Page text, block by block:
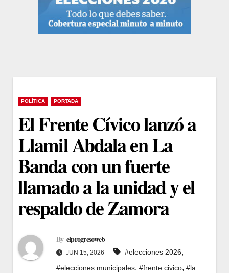
POLÍTICA PORTADA
El Frente Cívico lanzó a
Llamil Abdala en La
Banda con un fuerte
llamado a la unidad y el
respaldo de Zamora
By elprogresoweb
JUN 15, 2026 #elecciones 2026,
#elecciones municipales, #frente civico, #la